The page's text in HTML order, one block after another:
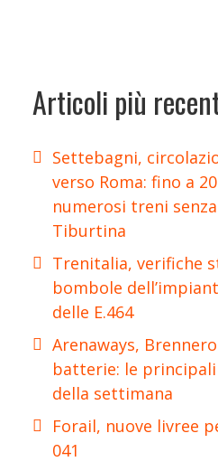
Articoli più
Settebagni,
verso Roma: fino a
numerosi treni
Tiburtina
Trenitalia, verifiche
bombole
delle E.464
Arenaways,
batterie: le
della settimana
Forail, nuove livree
041